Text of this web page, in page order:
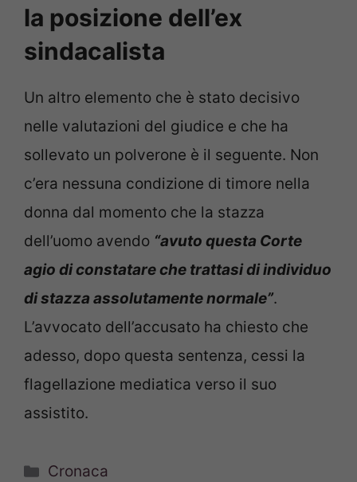
la posizione dell’ex
sindacalista
Un altro elemento che è stato decisivo
nelle valutazioni del giudice e che ha
sollevato un polverone è il seguente. Non
c’era nessuna condizione di timore nella
donna dal momento che la stazza
dell’uomo avendo “avuto questa Corte
agio di constatare che trattasi di individuo
di stazza assolutamente normale”.
L’avvocato dell’accusato ha chiesto che
adesso, dopo questa sentenza, cessi la
flagellazione mediatica verso il suo
assistito.
Categorie
Cronaca